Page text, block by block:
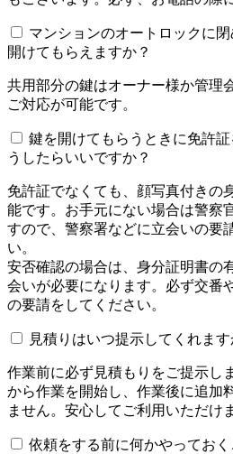
マンションのオートロックに
開けてもらえますか？
共用部分の鍵はオーナー様か管理
ご対応が可能です。
鍵を開けてもらうときに免許
うしたらいいですか？
免許証でなくても、顔写真付きの
能です。お手元にない場合は警察
すので、警察署などに立会いの要
い。
安否確認の場合は、身分証明書の
会いが必要になります。必ず交番
の要請をしてください。
見積りはいつ提示してくれます
作業前に必ず見積もりをご提示し
から作業を開始し、作業後に追加
ません。安心してご利用いただけ
依頼をする前に何かやってお